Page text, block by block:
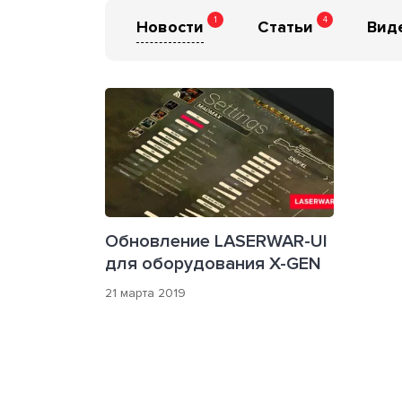
Новости 1 Статьи 4
Обновление LASERWAR-UI
для оборудования X-GEN
21 марта 2019